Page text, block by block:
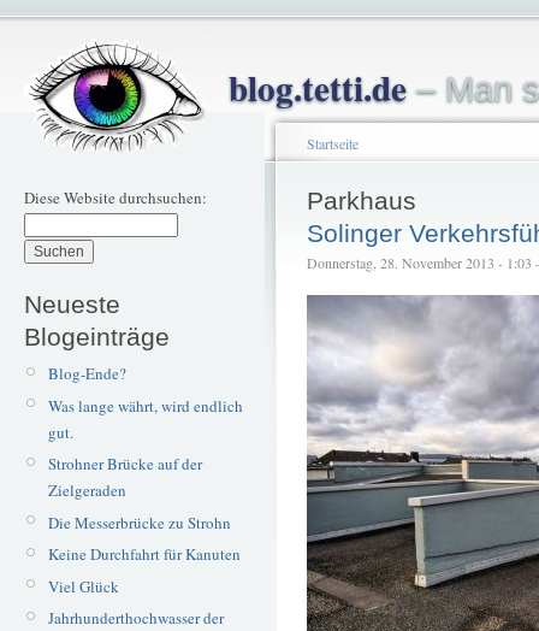
blog.tetti.de– Man
Diese Website durchsuchen:
Neueste
Blogeinträge
Blog-Ende?
Was lange währt, wird endlich
gut.
Strohner Brücke auf der
Zielgeraden
Die Messerbrücke zu Strohn
Keine Durchfahrt für Kanuten
Viel Glück
Jahrhunderthochwasser der
Startseite
Parkhaus
Solinger
Donnerstag, 28. November 2013 - 1:03